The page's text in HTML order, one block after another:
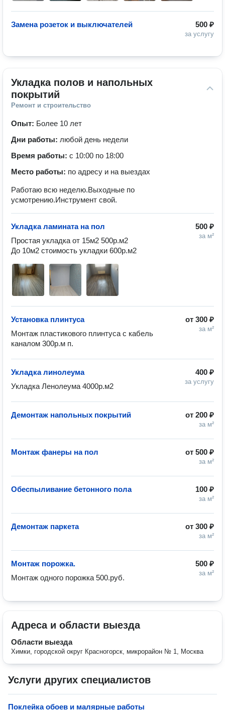
500 ₽
за услугу
Замена розеток и выключателей
Укладка полов и напольных
покрытий
Ремонт и строительство
Опыт: Более 10 лет
Дни работы: любой день недели
Время работы: с 10:00 по 18:00
Место работы: по адресу и на выездах
Работаю всю неделю.Выходные по
усмотрению.Инструмент свой.
500 ₽
за м²
Укладка ламината на пол
Простая укладка от 15м2 500р.м2
До 10м2 стоимость укладки 600р.м2
от 300 ₽
за м²
Установка плинтуса
Монтаж пластикового плинтуса с кабель
каналом 300р.м п.
400 ₽
за услугу
Укладка линолеума
Укладка Ленолеума 4000р.м2
от 200 ₽
за м²
Демонтаж напольных покрытий
от 500 ₽
за м²
Монтаж фанеры на пол
100 ₽
за м²
Обеспыливание бетонного пола
от 300 ₽
за м²
Демонтаж паркета
500 ₽
за м²
Монтаж порожка.
Монтаж одного порожка 500.руб.
Адреса и области выезда
Области выезда
Химки, городской округ Красногорск, микрорайон № 1, Москва
Услуги других специалистов
Поклейка обоев и малярные работы